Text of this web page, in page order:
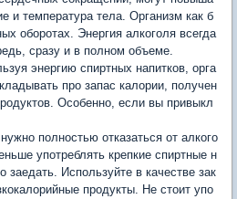
и температура тела. Организм как б
оборотах. Энергия алкоголя всегда
сразу и в полном объеме.
энергию спиртных напитков, орга
про запас калории, получен
Особенно, если вы привыкл
полностью отказаться от алкого
употреблять крепкие спиртные н
заедать. Используйте в качестве зак
продукты. Не стоит упо